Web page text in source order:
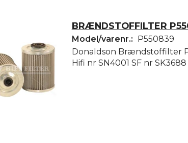
BRÆNDSTOFFILTER
Model/varenr.:
P550839
Donaldson Brændstoffilter
Hifi nr SN4001 SF nr SK3688